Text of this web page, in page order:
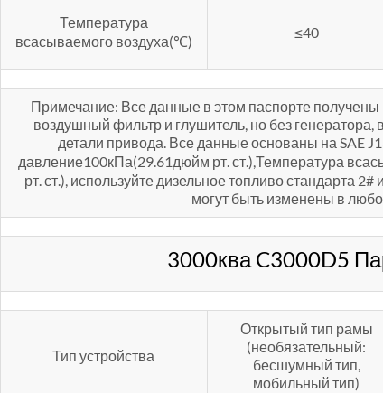
Температура
всасываемого воздуха(℃)
≤40
Примечание: Все данные в этом паспорте
воздушный фильтр и глушитель, но без
детали привода. Все данные основаны на SAE
давление100кПа(29.61дюйм рт. ст.),Температура
рт. ст.), используйте дизельное топливо стандарта
могут быть изменены в
3000ква C3000D5
Тип устройства
Открытый тип рамы
(необязательный:
бесшумный тип,
мобильный тип)